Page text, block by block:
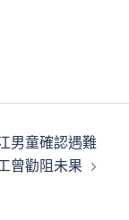
男童確認遇難
曾勸阻未果